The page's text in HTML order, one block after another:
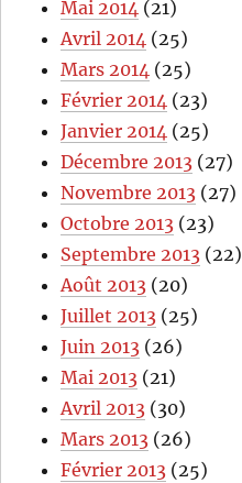
Mai 2014 (21)
Avril 2014 (25)
Mars 2014 (25)
Février 2014 (23)
Janvier 2014 (25)
Décembre 2013 (27)
Novembre 2013 (27)
Octobre 2013 (23)
Septembre 2013 (22)
Août 2013 (20)
Juillet 2013 (25)
Juin 2013 (26)
Mai 2013 (21)
Avril 2013 (30)
Mars 2013 (26)
Février 2013 (25)